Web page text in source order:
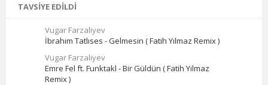
TAVSIYE EDILDI
Vugar Farzaliyev
İbrahim Tatlıses - Gelmesin ( Fatih Yılmaz Remix )
Vugar Farzaliyev
Emre Fel ft. Funktakl - Bir Güldün ( Fatih Yılmaz
Remix )